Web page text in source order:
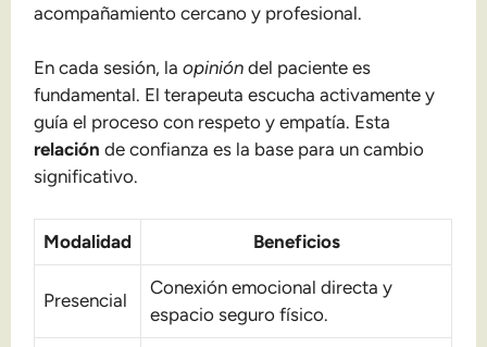
acompañamiento cercano y profesional.
En cada sesión, laopinión del paciente es
fundamental. El terapeuta escucha activamente y
guía el proceso con respeto y empatía. Esta
relación de confianza es la base para un cambio
significativo.
Modalidad Beneficios
Presencial
Conexión emocional directa y
espacio seguro físico.